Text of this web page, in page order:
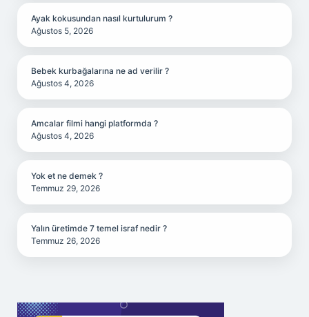
Ayak kokusundan nasıl kurtulurum ?
Ağustos 5, 2026
Bebek kurbağalarına ne ad verilir ?
Ağustos 4, 2026
Amcalar filmi hangi platformda ?
Ağustos 4, 2026
Yok et ne demek ?
Temmuz 29, 2026
Yalın üretimde 7 temel israf nedir ?
Temmuz 26, 2026